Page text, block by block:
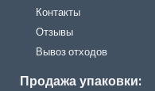
Контакты
Отзывы
Вывоз отходов
Продажа упаковки: